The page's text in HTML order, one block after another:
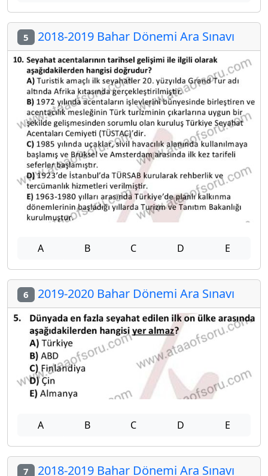
5 2018-2019 Bahar Dönemi Ara Sınavı
A B C D E
6 2019-2020 Bahar Dönemi Ara Sınavı
A B C D E
7 2018-2019 Bahar Dönemi Ara Sınavı